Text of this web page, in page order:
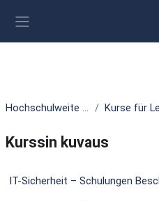
Hochschulweite Kurse
Kurssin kuvaus
IT-Sicherheit – Schulungen